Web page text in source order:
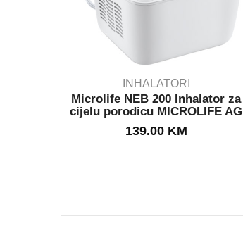
INHALATORI
Microlife NEB 200 Inhalator za
cijelu porodicu MICROLIFE AG
139.00 KM